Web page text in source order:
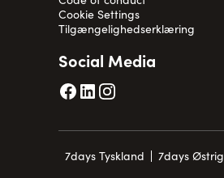
Cookie Settings
Tilgængelighedserklæring
Social Media
7days Tyskland 7days Østrig